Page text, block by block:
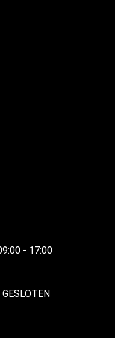
- 17:00